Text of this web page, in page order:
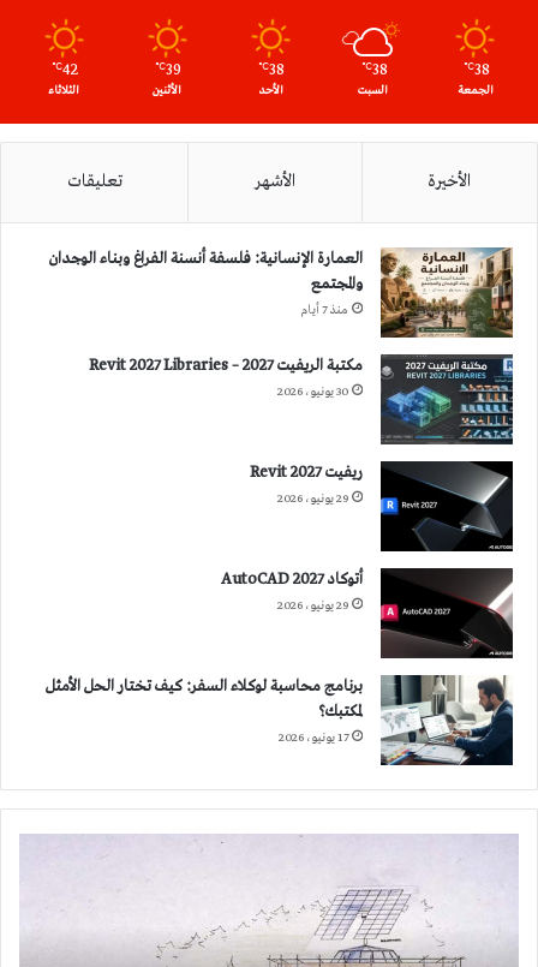
38
℃
الجمعة
38
℃
السبت
38
℃
الأحد
39
℃
الأثنين
42
℃
الثلاثاء
الأخيرة الأشهر تعليقات
العمارة الإنسانية: فلسفة أنسنة الفراغ وبناء الوجدان
والمجتمع
منذ 7 أيام
مكتبة الريفيت 2027 – Revit 2027 Libraries
30 يونيو، 2026
ريفيت 2027 Revit
29 يونيو، 2026
أتوكاد 2027 AutoCAD
29 يونيو، 2026
برنامج محاسبة لوكلاء السفر: كيف تختار الحل الأمثل
لمكتبك؟
17 يونيو، 2026